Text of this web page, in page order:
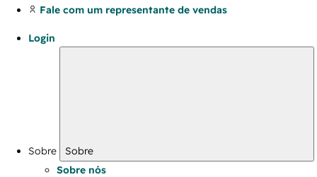
Fale com um representante de vendas
Login
Sobre
Sobre
Sobre nós